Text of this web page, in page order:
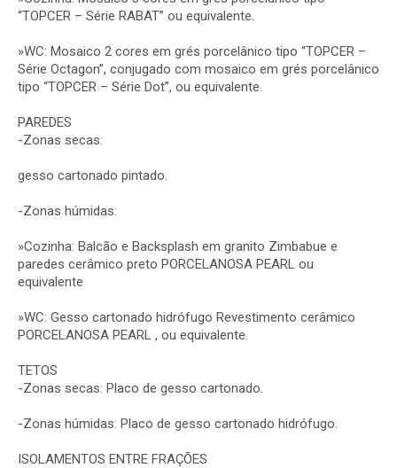
“TOPCER – Série RABAT” ou equivalente.
»WC: Mosaico 2 cores em grés porcelânico tipo “TOPCER –
Série Octagon”, conjugado com mosaico em grés porcelânico
tipo “TOPCER – Série Dot”, ou equivalente.
PAREDES
-Zonas secas:
gesso cartonado pintado.
-Zonas húmidas:
»Cozinha: Balcão e Backsplash em granito Zimbabue e
paredes cerâmico preto PORCELANOSA PEARL ou
equivalente
»WC: Gesso cartonado hidrófugo Revestimento cerâmico
PORCELANOSA PEARL , ou equivalente.
TETOS
-Zonas secas: Placo de gesso cartonado.
-Zonas húmidas: Placo de gesso cartonado hidrófugo.
ISOLAMENTOS ENTRE FRAÇÕES